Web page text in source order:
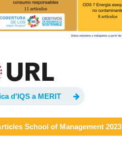
d'IQS a MERIT
School of Management